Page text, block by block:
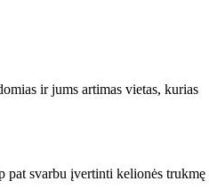
ir jums artimas vietas, kurias
pat svarbu įvertinti kelionės trukmę